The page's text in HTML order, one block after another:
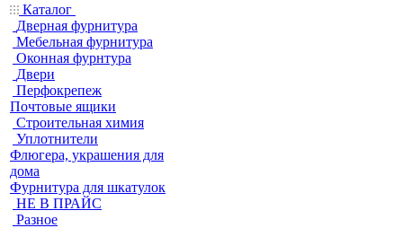
Каталог
Дверная фурнитура
Мебельная фурнитура
Оконная фурнтура
Двери
Перфокрепеж
Почтовые ящики
Строительная химия
Уплотнители
Флюгера, украшения для
дома
Фурнитура для шкатулок
НЕ В ПРАЙС
Разное